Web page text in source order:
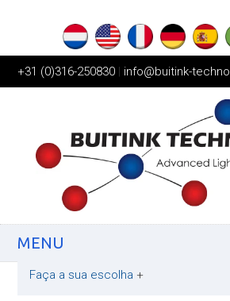
+31 (0)316-250830 | info@buitink-
MENU
Faça a sua escolha +